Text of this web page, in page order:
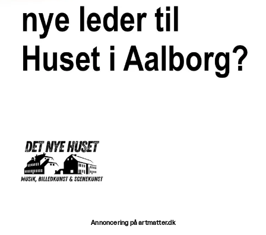
Annoncering på artmatter.dk